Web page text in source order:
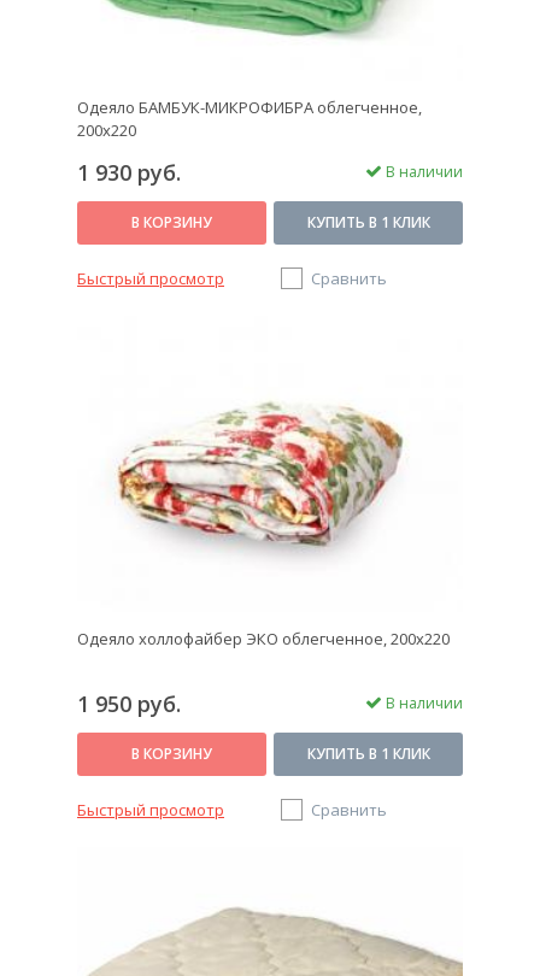
Одеяло БАМБУК-МИКРОФИБРА облегченное,
200x220
1 930 руб. В наличии
В КОРЗИНУ КУПИТЬ В 1 КЛИК
Быстрый просмотр Сравнить
Одеяло холлофайбер ЭКО облегченное, 200x220
1 950 руб. В наличии
В КОРЗИНУ КУПИТЬ В 1 КЛИК
Быстрый просмотр Сравнить